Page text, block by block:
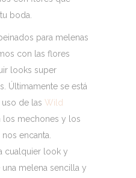
boda.
para melenas
con las flores
looks super
Últimamente se está
de las Wild
los mechones y los
encanta.
cualquier look y
melena sencilla y